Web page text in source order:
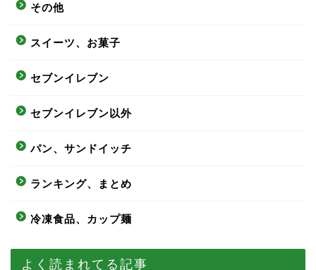
その他
スイーツ、お菓子
セブンイレブン
セブンイレブン以外
パン、サンドイッチ
ランキング、まとめ
冷凍食品、カップ麺
よく読まれてる記事